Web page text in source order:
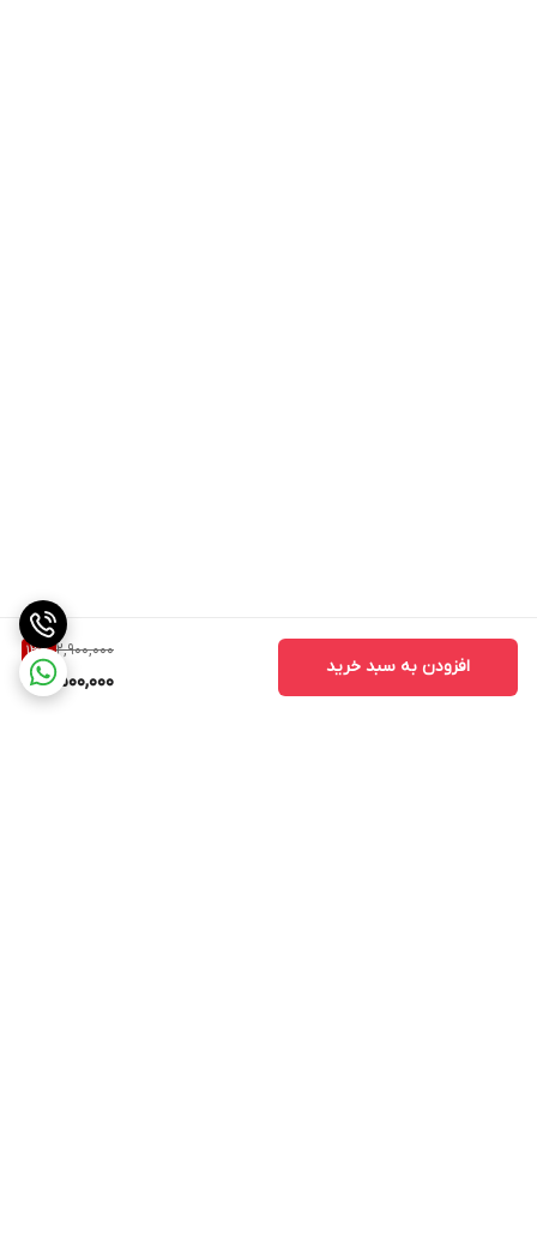
2,900,000
13%
2,500,000
افزودن به سبد خرید